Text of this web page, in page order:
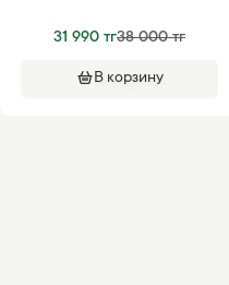
31 990 тг38 000 тг
В корзину